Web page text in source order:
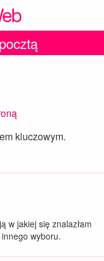
kluczowym.
w jakiej się znalazłam
wyboru.